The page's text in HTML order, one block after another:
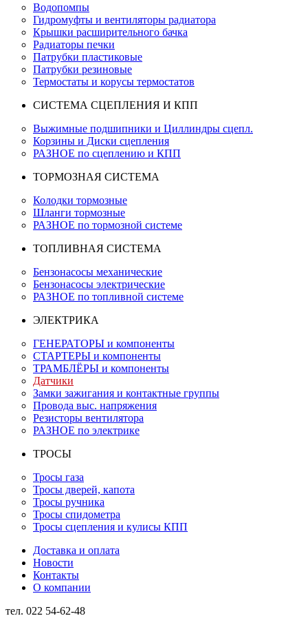
Водопомпы
Гидромуфты и вентиляторы радиатора
Крышки расширительного бачка
Радиаторы печки
Патрубки пластиковые
Патрубки резиновые
Термостаты и корусы термостатов
СИСТЕМА СЦЕПЛЕНИЯ И КПП
Выжимные подшипники и Циллиндры сцепл.
Корзины и Диски сцепления
РАЗНОЕ по сцеплению и КПП
ТОРМОЗНАЯ СИСТЕМА
Колодки тормозные
Шланги тормозные
РАЗНОЕ по тормозной системе
ТОПЛИВНАЯ СИСТЕМА
Бензонасосы механические
Бензонасосы электрические
РАЗНОЕ по топливной системе
ЭЛЕКТРИКА
ГЕНЕРАТОРЫ и компоненты
СТАРТЕРЫ и компоненты
ТРАМБЛЁРЫ и компоненты
Датчики
Замки зажигания и контактные группы
Провода выс. напряжения
Резисторы вентилятора
РАЗНОЕ по электрике
ТРОСЫ
Тросы газа
Тросы дверей, капота
Тросы ручника
Тросы спидометра
Тросы сцепления и кулисы КПП
Доставка и оплата
Новости
Контакты
О компании
тел. 022 54-62-48